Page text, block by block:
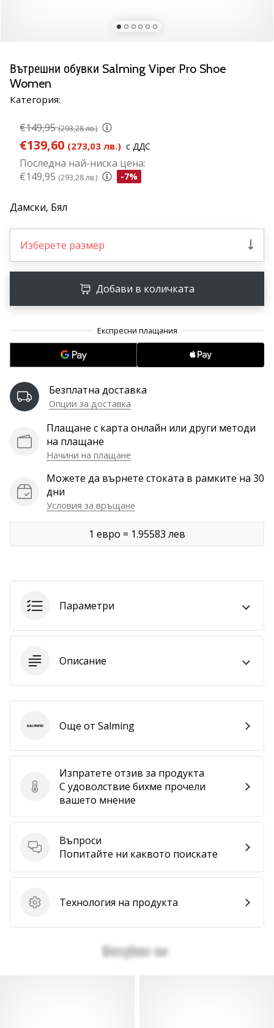
страст
като
нас?
се
като
амбасадор
на
марката.
1 мин. четене
WeplayVolleyball
ли
собствен
блог,
Facebook
страница
или
дискусионен
форум?
Накарайте
генерират
приходи.
всички
статии
Вътрешни обувки Salming Viper Pro Shoe
Women
Категория:
€149,95 (293,28 лв.)
€139,60 (273,03 лв.) с ДДС
Последна най-ниска цена:
€149,95 (293,28 лв.) -7%
Дамски, Бял
Изберете размер
Добави в количката
Безплатна доставка
Опции за доставка
Плащане с карта онлайн или други методи
на плащане
Начини на плащане
Можете да върнете стоката в рамките на 30
дни
Условия за връщане
1 евро = 1.95583 лев
Параметри
Описание
Изпратете отзив за продукта
Изпратете отзив за продукта
С удоволствие бихме прочели
вашето мнение
Въпроси
Въпроси
Попитайте ни каквото поискате
Технология на продукта
Технология на продукта
SalmingОще от Salming